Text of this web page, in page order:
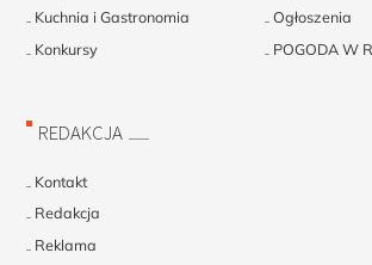
Kuchnia i Gastronomia
Ogłoszenia
Konkursy
POGODA W
REDAKCJA
Kontakt
Redakcja
Reklama